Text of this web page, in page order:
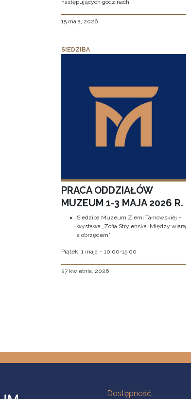
następujących godzinach:
15 maja, 2026
SIEDZIBA
PRACA ODDZIAŁÓW
MUZEUM 1-3 MAJA 2026 R.
Siedziba Muzeum Ziemi Tarnowskiej –
wystawa „Zofia Stryjeńska. Między wiarą
a obrzędem”
Piątek, 1 maja – 10:00-15:00
27 kwietnia, 2026
Na skróty
Dostępność